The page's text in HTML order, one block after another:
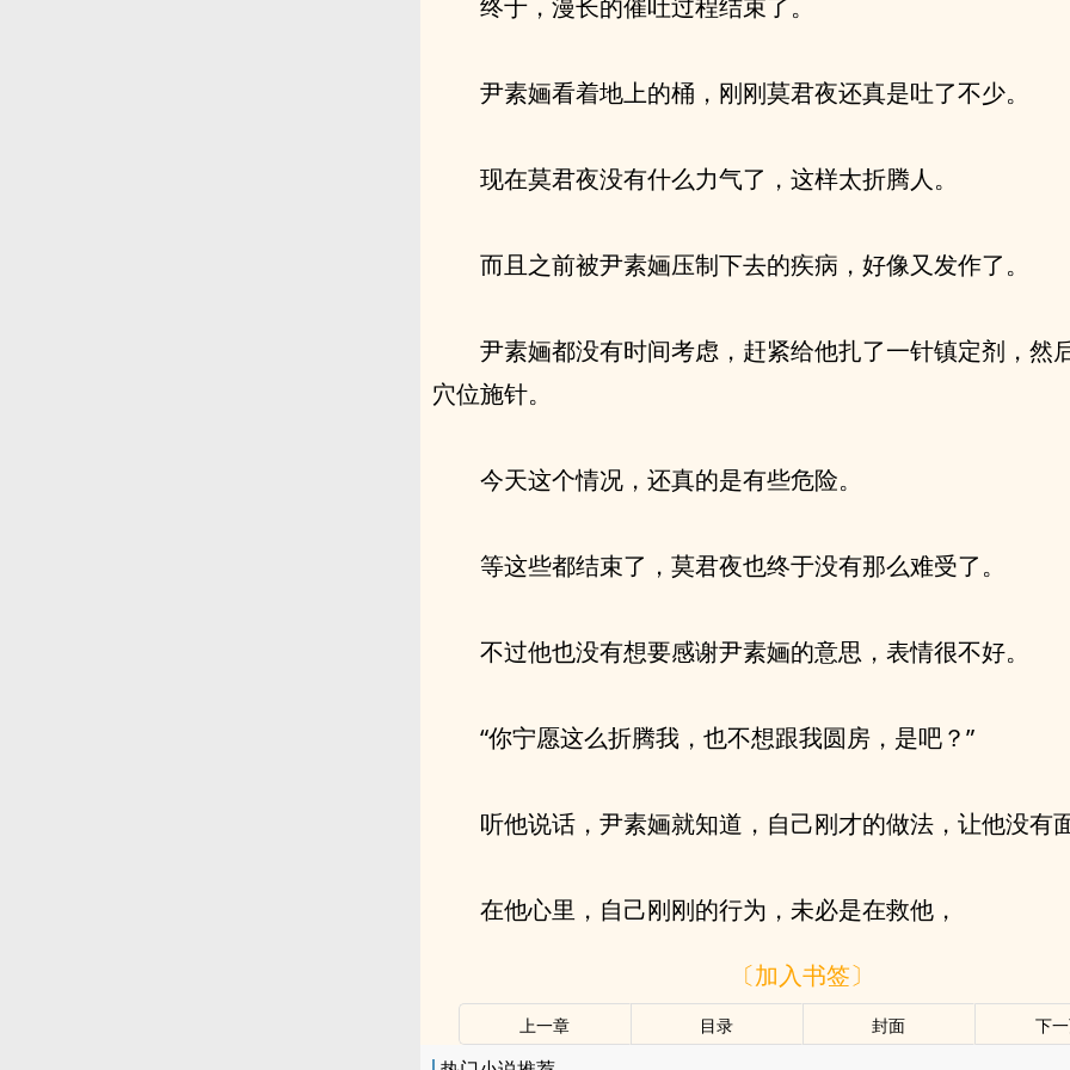
终于，漫长的催吐过程结束了。
尹素婳看着地上的桶，刚刚莫君夜还真是吐了不少。
现在莫君夜没有什么力气了，这样太折腾人。
而且之前被尹素婳压制下去的疾病，好像又发作了。
尹素婳都没有时间考虑，赶紧给他扎了一针镇定剂，然
穴位施针。
今天这个情况，还真的是有些危险。
等这些都结束了，莫君夜也终于没有那么难受了。
不过他也没有想要感谢尹素婳的意思，表情很不好。
“你宁愿这么折腾我，也不想跟我圆房，是吧？”
听他说话，尹素婳就知道，自己刚才的做法，让他没有
在他心里，自己刚刚的行为，未必是在救他，
〔加入书签〕
上一章 目录 封面 下